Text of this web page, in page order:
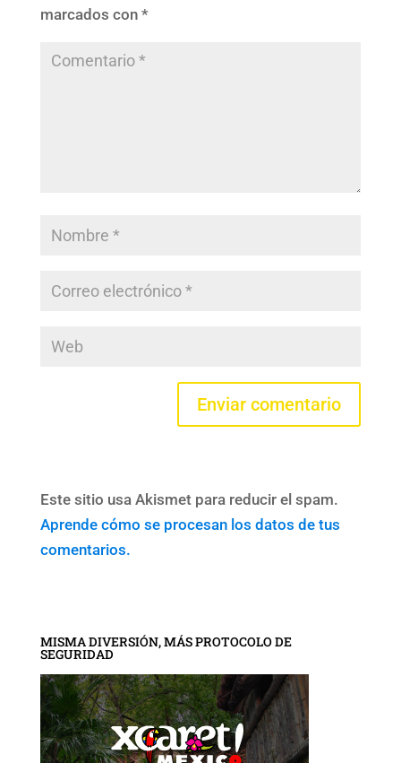
marcados con *
Este sitio usa Akismet para reducir el spam.
Aprende cómo se procesan los datos de tus
comentarios.
MISMA DIVERSIÓN, MÁS PROTOCOLO DE
SEGURIDAD